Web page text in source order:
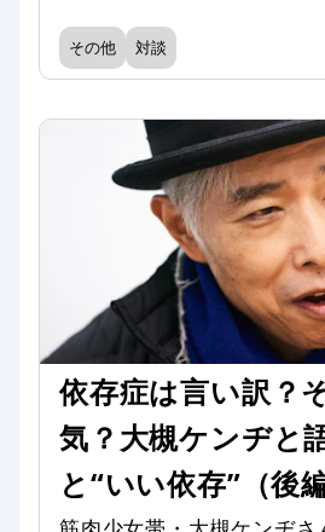
その他 対談
依存症は言い訳？
気？大槻ケンヂと
と“いい依存”（後編